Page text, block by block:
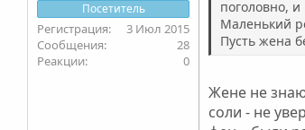
Посетитель
3 Июл 2015
28
0
поголовно,
Маленький
Пусть жена
Жене не
соли - не